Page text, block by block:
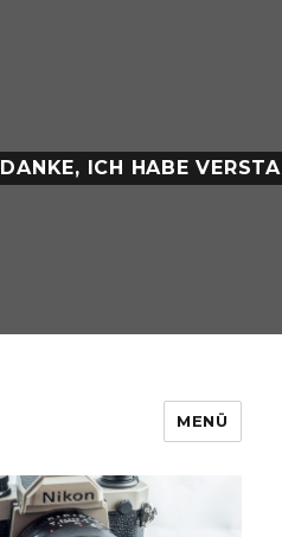
MENÜ
DANKE, ICH HABE